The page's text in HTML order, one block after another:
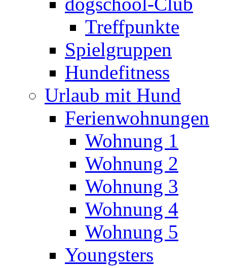
Treffpunkte
Spielgruppen
Hundefitness
Urlaub mit Hund
Ferienwohnungen
Wohnung 1
Wohnung 2
Wohnung 3
Wohnung 4
Wohnung 5
Youngsters